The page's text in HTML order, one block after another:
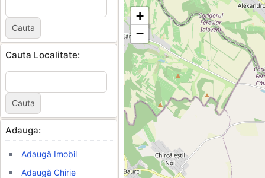
Cauta Localitate:
Adauga:
Adaugă Imobil
Adaugă Chirie
+
−